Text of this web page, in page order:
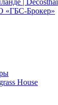
| Decosthai
«ГБС-Брокер»
House